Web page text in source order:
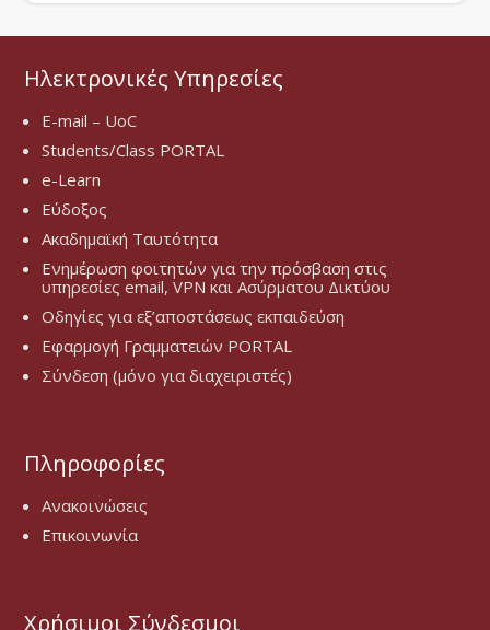
Ηλεκτρονικές Υπηρεσίες
E-mail – UoC
Students/Class PORTAL
e-Learn
Εύδοξος
Ακαδημαϊκή Ταυτότητα
Ενημέρωση φοιτητών για την πρόσβαση στις
υπηρεσίες email, VPN και Ασύρματου Δικτύου
Οδηγίες για εξ’αποστάσεως εκπαιδεύση
Εφαρμογή Γραμματειών PORTAL
Σύνδεση (μόνο για διαχειριστές)
Πληροφορίες
Ανακοινώσεις
Επικοινωνία
Χρήσιμοι Σύνδεσμοι